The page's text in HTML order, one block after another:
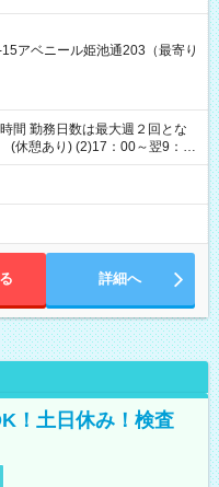
アベニール姫池通203（最寄り
間 勤務日数は最大週２回とな
休憩あり) (2)17：00～翌9：
ります。 (1)22：00～翌5：00
詳細へ
！土日休み！検査